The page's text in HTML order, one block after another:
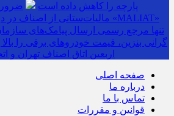
پارچه را کاهش داده است
مالیات‌ستانی از اصناف در
تنها مرجع رسمی ارسال پیامک‌های
گرانی بنزین، قیمت خودروهای برقی را بالا
اربعین اتاق اصناف تهران و
صفحه اصلی
درباره ما
تماس با ما
قوانین و مقررات